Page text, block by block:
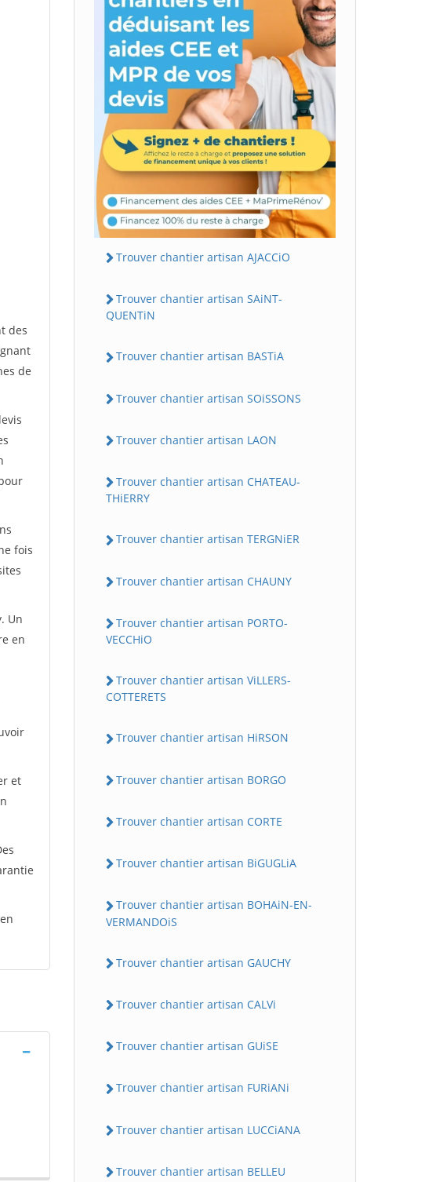
des
de
fois
Un
en
et
Trouver chantier artisan AJACCiO
Trouver chantier artisan SAiNT-
QUENTiN
Trouver chantier artisan BASTiA
Trouver chantier artisan SOiSSONS
Trouver chantier artisan LAON
Trouver chantier artisan CHATEAU-
THiERRY
Trouver chantier artisan TERGNiER
Trouver chantier artisan CHAUNY
Trouver chantier artisan PORTO-
VECCHiO
Trouver chantier artisan ViLLERS-
COTTERETS
Trouver chantier artisan HiRSON
Trouver chantier artisan BORGO
Trouver chantier artisan CORTE
Trouver chantier artisan BiGUGLiA
Trouver chantier artisan BOHAiN-EN-
VERMANDOiS
Trouver chantier artisan GAUCHY
Trouver chantier artisan CALVi
Trouver chantier artisan GUiSE
Trouver chantier artisan FURiANi
Trouver chantier artisan LUCCiANA
Trouver chantier artisan BELLEU